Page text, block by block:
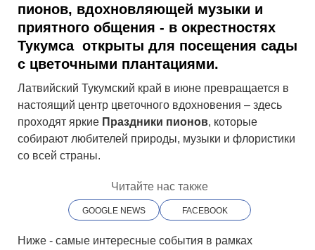
пионов, вдохновляющей музыки и
приятного общения - в окрестностях
Тукумса открыты для посещения сады
с цветочными плантациями.
Латвийский Тукумский край в июне превращается в
настоящий центр цветочного вдохновения – здесь
проходят яркие Праздники пионов, которые
собирают любителей природы, музыки и флористики
со всей страны.
Читайте нас также
GOOGLE NEWS FACEBOOK
Ниже - самые интересные события в рамках